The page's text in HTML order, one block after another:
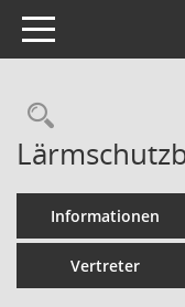
Toggle navigation
Informationen
Vertreter